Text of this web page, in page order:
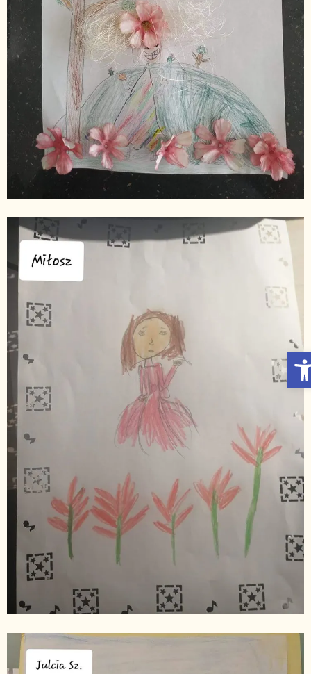
Otwórz Pasek narzędzi